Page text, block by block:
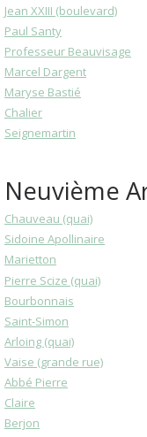
Jean XXIII (boulevard)
Paul Santy
Professeur Beauvisage
Marcel Dargent
Maryse Bastié
Chalier
Seignemartin
Neuvième
Chauveau (quai)
Sidoine Apollinaire
Marietton
Pierre Scize (quai)
Bourbonnais
Saint-Simon
Arloing (quai)
Vaise (grande rue)
Abbé Pierre
Claire
Berjon